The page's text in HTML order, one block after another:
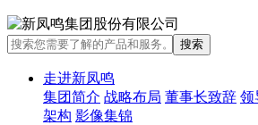
走进新凤鸣
集团简介 战略布局 董事长致辞 领
架构 影像集锦